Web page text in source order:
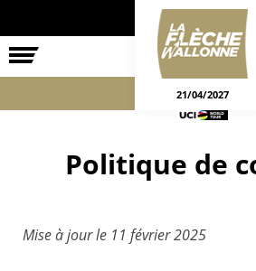
COURSE
OFFICIELS
21/04/2027
Politique de
Mise à jour le 11 février 2025